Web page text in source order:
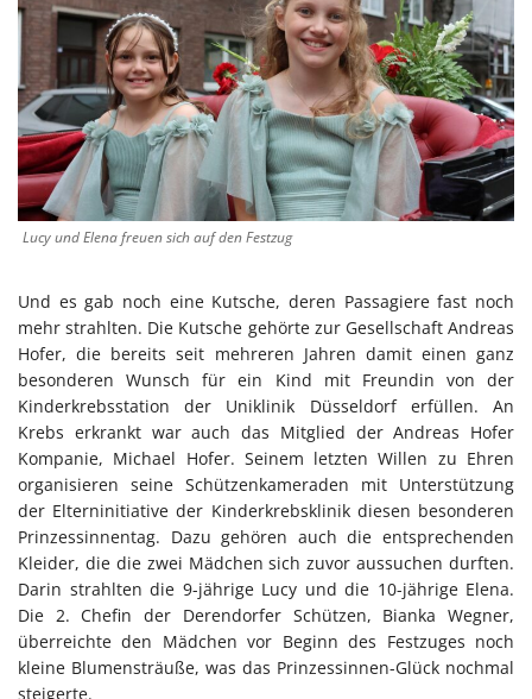
Lucy und Elena freuen sich auf den Festzug
Und es gab noch eine Kutsche, deren Passagiere fast noch
mehr strahlten. Die Kutsche gehörte zur Gesellschaft Andreas
Hofer, die bereits seit mehreren Jahren damit einen ganz
besonderen Wunsch für ein Kind mit Freundin von der
Kinderkrebsstation der Uniklinik Düsseldorf erfüllen. An
Krebs erkrankt war auch das Mitglied der Andreas Hofer
Kompanie, Michael Hofer. Seinem letzten Willen zu Ehren
organisieren seine Schützenkameraden mit Unterstützung
der Elterninitiative der Kinderkrebsklinik diesen besonderen
Prinzessinnentag. Dazu gehören auch die entsprechenden
Kleider, die die zwei Mädchen sich zuvor aussuchen durften.
Darin strahlten die 9-jährige Lucy und die 10-jährige Elena.
Die 2. Chefin der Derendorfer Schützen, Bianka Wegner,
überreichte den Mädchen vor Beginn des Festzuges noch
kleine Blumensträuße, was das Prinzessinnen-Glück nochmal
steigerte.